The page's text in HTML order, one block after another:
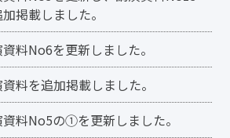
掲載しました。
料No6を更新しました。
料を追加掲載しました。
料No5の①を更新しました。